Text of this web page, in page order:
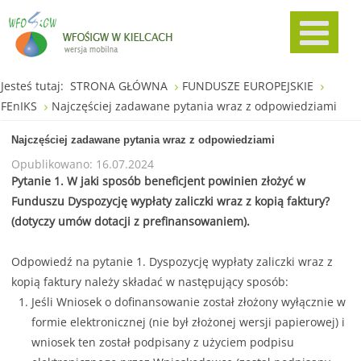
Jesteś tutaj: STRONA GŁÓWNA
FUNDUSZE EUROPEJSKIE
FEnIKS
Najczęściej zadawane pytania wraz z odpowiedziami
Najczęściej zadawane pytania wraz z odpowiedziami
Opublikowano: 16.07.2024
Pytanie 1. W jaki sposób beneficjent powinien złożyć w
Funduszu Dyspozycję wypłaty zaliczki wraz z kopią faktury?
(dotyczy umów dotacji z prefinansowaniem).
Odpowiedź na pytanie 1. Dyspozycję wypłaty zaliczki wraz z
kopią faktury należy składać w następujący sposób:
Jeśli Wniosek o dofinansowanie został złożony wyłącznie w
formie elektronicznej (nie był złożonej wersji papierowej) i
wniosek ten został podpisany z użyciem podpisu